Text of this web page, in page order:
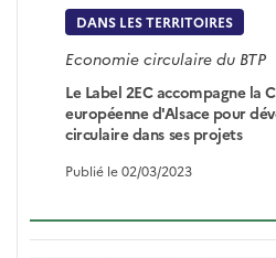
DANS LES TERRITOIRES
Economie circulaire du BTP
Le Label 2EC accompagne la
européenne d'Alsace pour
circulaire dans ses projets
Publié le 02/03/2023